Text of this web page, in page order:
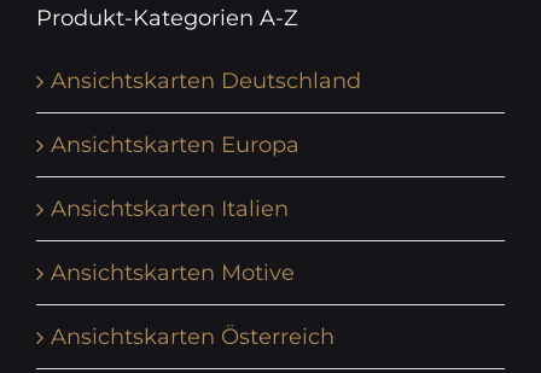
Produkt-Kategorien A-Z
Ansichtskarten Deutschland
Ansichtskarten Europa
Ansichtskarten Italien
Ansichtskarten Motive
Ansichtskarten Österreich